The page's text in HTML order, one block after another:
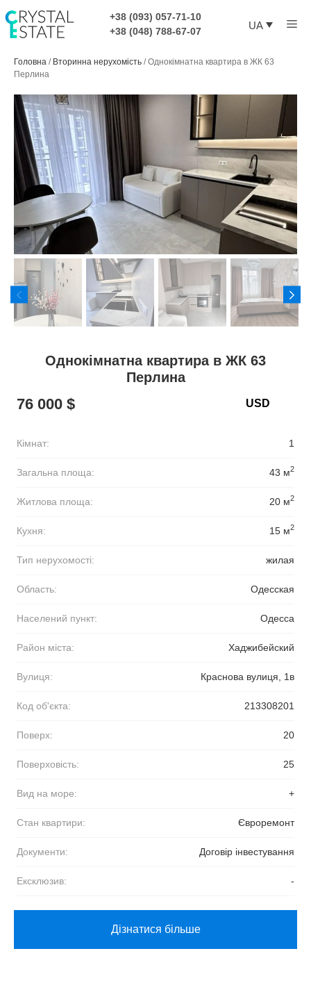
до
контенту
+38 (093) 057-71-10
+38 (048) 788-67-07
UA
Головна / Вторинна нерухомість /Однокімнатна квартира в ЖК 63
Перлина
Однокімнатна квартира в ЖК 63
Перлина
76 000 $
Кімнат: 1
Загальна площа: 43 м2
Житлова площа: 20 м2
Кухня: 15 м2
Тип нерухомості: жилая
Область: Одесская
Населений пункт: Одесса
Район міста: Хаджибейский
Вулиця: Краснова вулиця, 1в
Код об'єкта: 213308201
Поверх: 20
Поверховість: 25
Вид на море: +
Стан квартири: Євроремонт
Документи: Договір інвестування
Ексклюзив: -
Дізнатися більше